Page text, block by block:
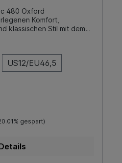
480 Oxford
Komfort,
klassischen Stil mit dem
Leistung als auch auf
dieser Schuh die
aus fortschrittlicher
Look.SohleFarbeToe
US12/EU46,5
gespart)